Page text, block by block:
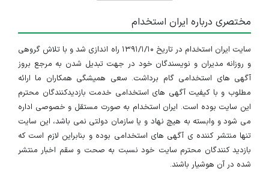
۳ سال پیش منقضی شده
مختصری درباره ایران استخدام
سایت ایران استخدام در تاریخ ۱۳۹۱/۱/۱۰ راه اندازی شد و با تلاش گروهی
و روزانه مدیران و نویسندگان خود در جهت تبدیل شدن به مرجع بروز
آگهی های استخدامی گام برداشت. سعی همیشگی همکاران ما ارائه
مطلوب و با کیفیت آگهی های استخدامی خدمت بازدیدکنندگان محترم
این سایت بوده است. ایران استخدام به صورت مستقل و خصوصی اداره
می شود و وابسته به هیچ نهاد و یا سازمان دولتی نمی باشد، این سایت
تنها منتشر کننده ی آگهی های استخدامی بوده و بنابراین لازم است که
بازدید کنندگان محترم سایت خود نسبت به صحت و سقم اخبار منتشر
شده در آن هوشیار باشند.